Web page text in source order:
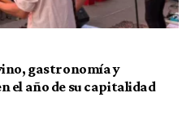
gastronomía y
el año de su capitalidad